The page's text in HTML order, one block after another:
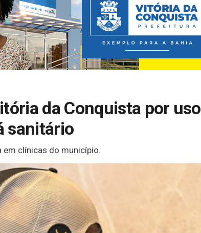
da Conquista por uso
sanitário
em clínicas do município.